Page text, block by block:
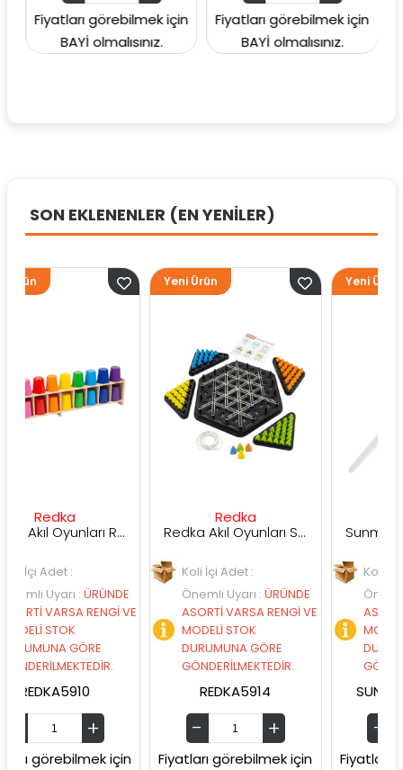
Fiyatları görebilmek için
BAYİ olmalısınız.
Fiyatları görebilmek için
BAYİ olmalısınız.
SON EKLENENLER (EN YENİLER)
Redka Akıl Oyunları Renk Dedektifi Oyunu
ÜRÜNDE
RENGİ VE
GÖRE
için
Redka Akıl Oyunları Strateji Üçgeni Oyunu
Koli İçi Adet :
Önemli Uyarı:ÜRÜNDE
ASORTİ VARSA RENGİ VE
MODELİ STOK
DURUMUNA GÖRE
GÖNDERİLMEKTEDİR.
REDKA5914
Yeni Ürün
Fiyatları görebilmek için
Koli İçi Adet :
Önemli Uyarı:
ASORTİ VARSA
MODELİ STOK
DURUMUNA GÖRE
Yeni Ürün
Fiyatları